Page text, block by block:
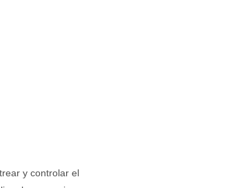
y controlar el